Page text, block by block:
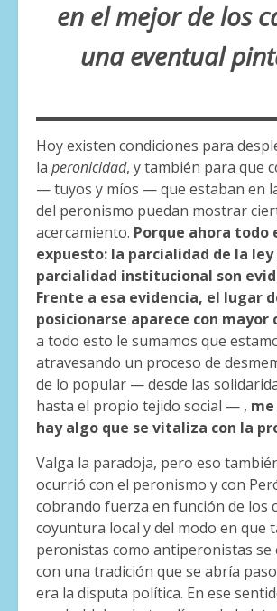
en el mejor de los
una eventual
Hoy existen condiciones para
la peronicidad, y también para que
— tuyos y míos — que estaban en
del peronismo puedan mostrar
acercamiento. Porque ahora todo
expuesto: la parcialidad de la ley
parcialidad institucional son
Frente a esa evidencia, el lugar
posicionarse aparece con mayor
a todo esto le sumamos que
atravesando un proceso de
de lo popular — desde las
hasta el propio tejido social — ,
hay algo que se vitaliza con la
Valga la paradoja, pero eso
ocurrió con el peronismo y con
cobrando fuerza en función de los
coyuntura local y del modo en que
peronistas como antiperonistas
con una tradición que se abría
era la disputa política. En ese